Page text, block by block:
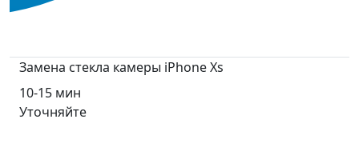
Замена стекла камеры iPhone Xs
Уточняйте
10-15 мин